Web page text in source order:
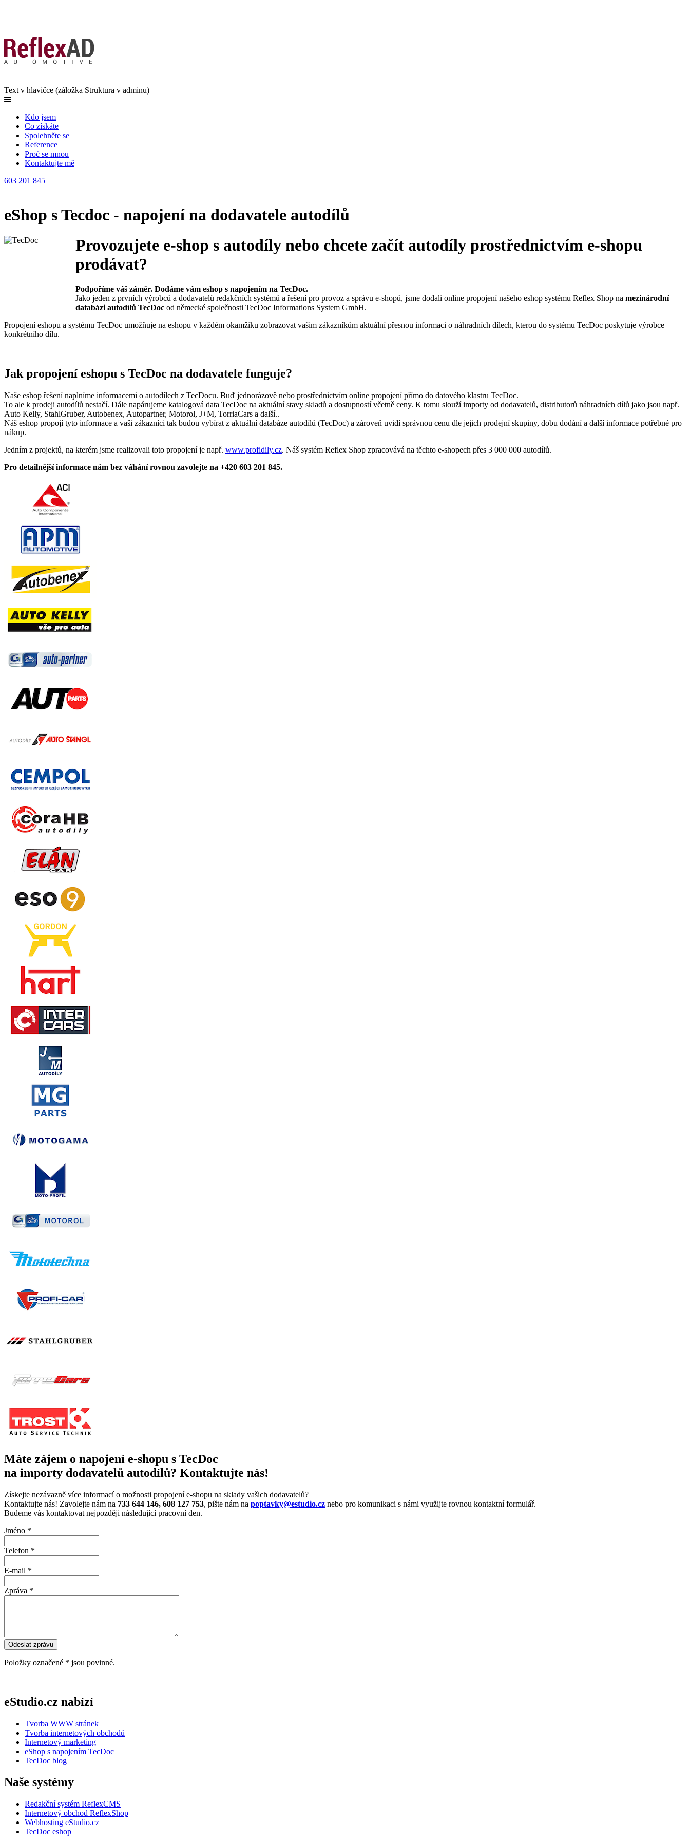
Text v hlavičce (záložka Struktura v adminu)
Kdo jsem
Co získáte
Spolehněte se
Reference
Proč se mnou
Kontaktujte mě
603 201 845
eShop s Tecdoc - napojení na dodavatele autodílů
Provozujete e-shop s autodíly nebo chcete začít autodíly prostřednictvím e-shopu
prodávat?
Podpoříme váš záměr. Dodáme vám eshop s napojením na TecDoc.
Jako jeden z prvních výrobců a dodavatelů redakčních systémů a řešení pro provoz a správu e-shopů, jsme dodali online propojení našeho eshop systému Reflex Shop na mezinárodní
databázi autodílů TecDoc od německé společnosti TecDoc Informations System GmbH.
Propojení eshopu a systému TecDoc umožňuje na eshopu v každém okamžiku zobrazovat vašim zákazníkům aktuální přesnou informaci o náhradních dílech, kterou do systému TecDoc poskytuje výrobce
konkrétního dílu.
Jak propojení eshopu s TecDoc na dodavatele funguje?
Naše eshop řešení naplníme informacemi o autodílech z TecDocu. Buď jednorázově nebo prostřednictvím online propojení přímo do datového klastru TecDoc.
To ale k prodeji autodílů nestačí. Dále napárujeme katalogová data TecDoc na aktuální stavy skladů a dostupností včetně ceny. K tomu slouží importy od dodavatelů, distributorů náhradních dílů jako jsou např.
Auto Kelly, StahlGruber, Autobenex, Autopartner, Motorol, J+M, TorriaCars a další..
Náš eshop propojí tyto informace a vaši zákazníci tak budou vybírat z aktuální databáze autodílů (TecDoc) a zároveň uvidí správnou cenu dle jejich prodejní skupiny, dobu dodání a další informace potřebné pro
nákup.
Jedním z projektů, na kterém jsme realizovali toto propojení je např. www.profidily.cz. Náš systém Reflex Shop zpracovává na těchto e-shopech přes 3 000 000 autodílů.
Pro detailnější informace nám bez váhání rovnou zavolejte na +420 603 201 845.
Máte zájem o napojení e-shopu s TecDoc
na importy dodavatelů autodílů? Kontaktujte nás!
Získejte nezávazně více informací o možnosti propojení e-shopu na sklady vašich dodavatelů?
Kontaktujte nás! Zavolejte nám na 733 644 146, 608 127 753, pište nám na poptavky@estudio.cz nebo pro komunikaci s námi využijte rovnou kontaktní formulář.
Budeme vás kontaktovat nejpozději následující pracovní den.
Jméno *
Telefon *
E-mail *
Zpráva *
Položky označené * jsou povinné.
eStudio.cz nabízí
Tvorba WWW stránek
Tvorba internetových obchodů
Internetový marketing
eShop s napojením TecDoc
TecDoc blog
Naše systémy
Redakční systém ReflexCMS
Internetový obchod ReflexShop
Webhosting eStudio.cz
TecDoc eshop